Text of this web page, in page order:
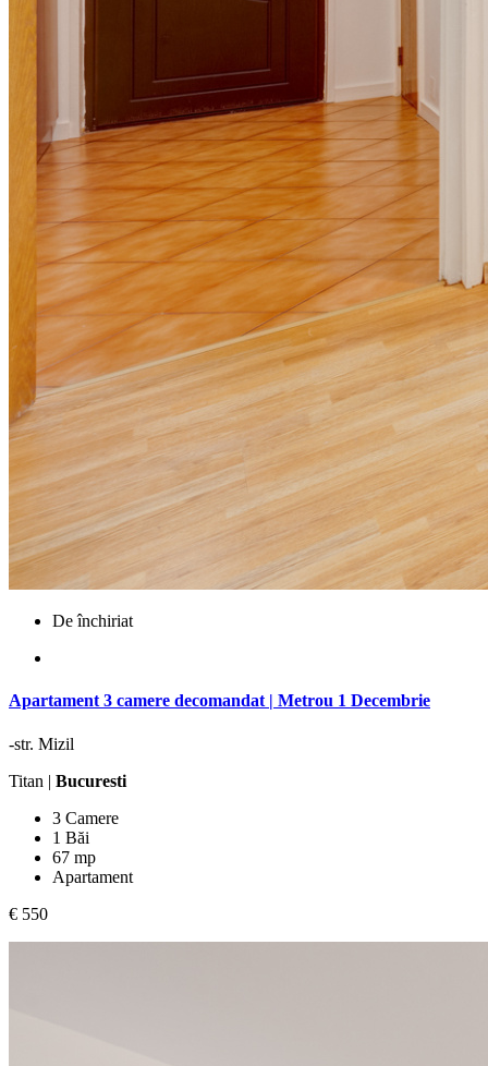
De închiriat
Apartament 3 camere decomandat | Metrou 1 Decembrie
-str. Mizil
Titan | Bucuresti
3 Camere
1 Băi
67 mp
Apartament
€ 550